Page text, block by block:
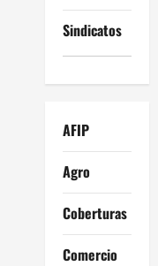
Sindicatos
AFIP
Agro
Coberturas
Comercio